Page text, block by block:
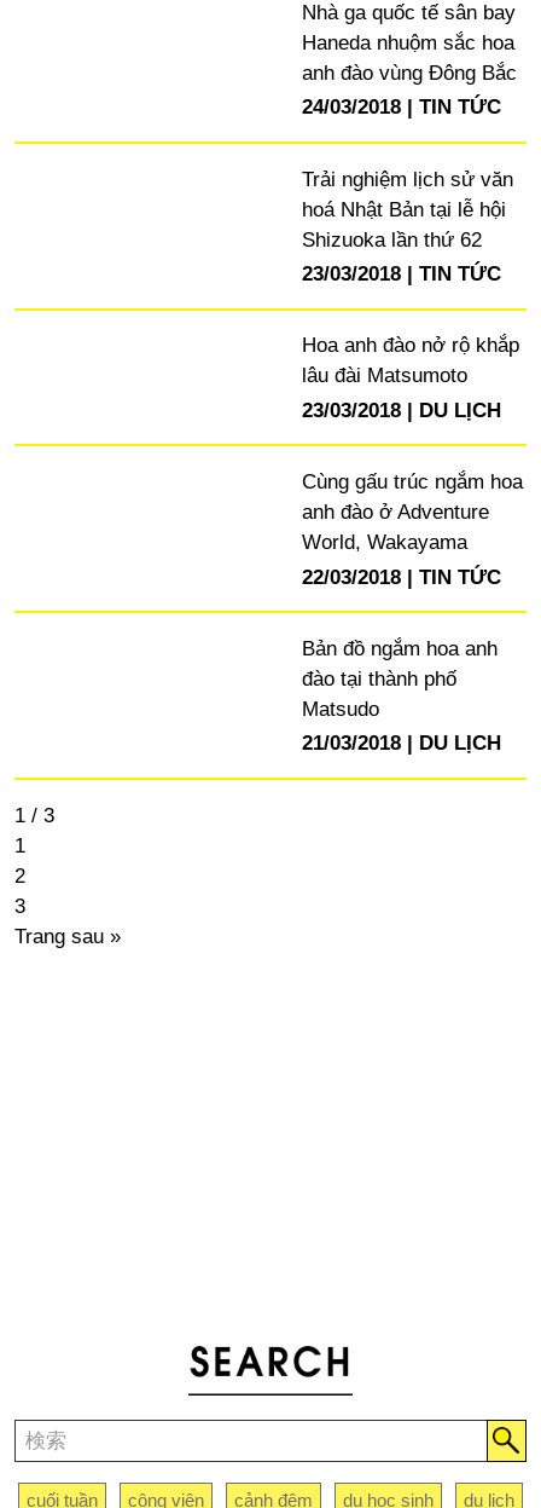
Nhà ga quốc tế sân bay
Haneda nhuộm sắc hoa
anh đào vùng Đông Bắc
24/03/2018
TIN TỨC
Trải nghiệm lịch sử văn
hoá Nhật Bản tại lễ hội
Shizuoka lần thứ 62
23/03/2018
TIN TỨC
Hoa anh đào nở rộ khắp
lâu đài Matsumoto
23/03/2018
DU LỊCH
Cùng gấu trúc ngắm hoa
anh đào ở Adventure
World, Wakayama
22/03/2018
TIN TỨC
Bản đồ ngắm hoa anh
đào tại thành phố
Matsudo
21/03/2018
DU LỊCH
1 / 3
1
2
3
Trang sau »
cuối tuần công viên cảnh đêm du học sinh du lịch